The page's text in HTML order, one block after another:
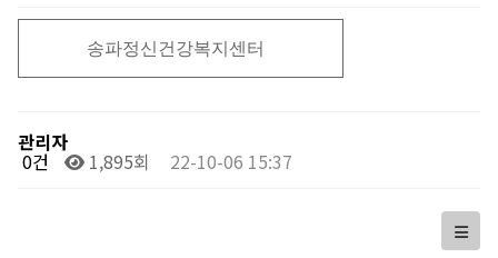
송파정신건강복지센터
관리자
0건 1,895회 22-10-06 15:37